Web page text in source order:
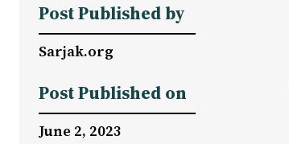
Post Published by
Sarjak.org
Post Published on
June 2, 2023